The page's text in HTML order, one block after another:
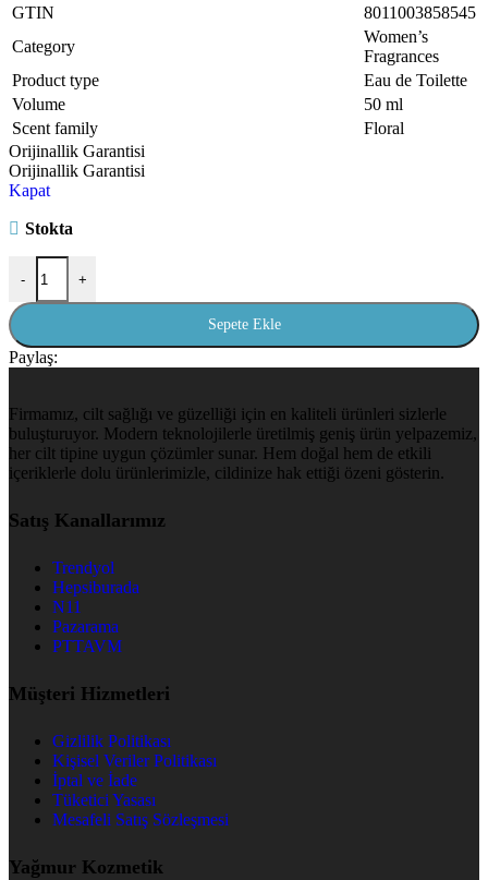
GTIN
8011003858545
Category
Women’s
Fragrances
Product type
Eau de Toilette
Volume
50 ml
Scent family
Floral
Orijinallik Garantisi
Orijinallik Garantisi
Kapat
Stokta
- +
Sepete Ekle
Paylaş:
Firmamız, cilt sağlığı ve güzelliği için en kaliteli ürünleri sizlerle
buluşturuyor. Modern teknolojilerle üretilmiş geniş ürün yelpazemiz,
her cilt tipine uygun çözümler sunar. Hem doğal hem de etkili
içeriklerle dolu ürünlerimizle, cildinize hak ettiği özeni gösterin.
Satış Kanallarımız
Trendyol
Hepsiburada
N11
Pazarama
PTTAVM
Müşteri Hizmetleri
Gizlilik Politikası
Kişisel Veriler Politikası
İptal ve İade
Tüketici Yasası
Mesafeli Satış Sözleşmesi
Yağmur Kozmetik